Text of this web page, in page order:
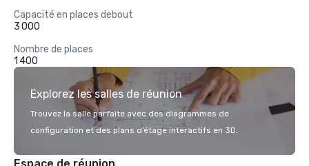
Capacité en places debout
3 000
Nombre de places
1 400
Explorez les salles de réunion
Trouvez la salle parfaite avec des diagrammes de
configuration et des plans d’étage interactifs en 3D.